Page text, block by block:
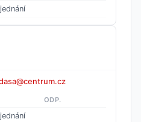
ODP.